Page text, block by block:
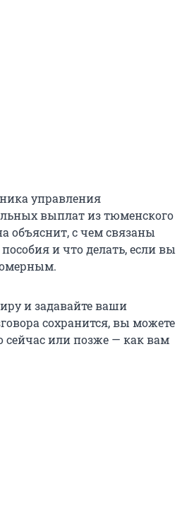
управления
выплат из тюменского
объяснит, с чем связаны
и что делать, если вы
и задавайте ваши
сохранится, вы можете
сейчас или позже — как вам